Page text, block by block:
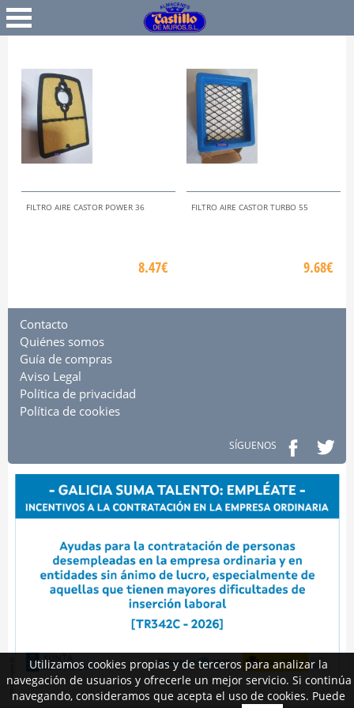
Favoritos
FILTRO AIRE CASTOR POWER 36
8.47€
FILTRO AIRE CASTOR TURBO 55
9.68€
Contacto
Quiénes somos
Guía de compras
Aviso Legal
Política de privacidad
Política de cookies
SÍGUENOS
Utilizamos cookies propias y de terceros para analizar la
navegación de usuarios y ofrecerle un mejor servicio. Si continúa
navegando, consideramos que acepta el uso de cookies. Puede